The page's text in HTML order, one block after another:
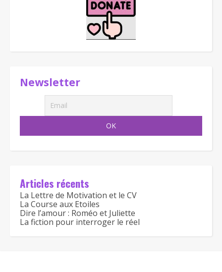
Newsletter
Articles récents
La Lettre de Motivation et le CV
La Course aux Etoiles
Dire l’amour : Roméo et Juliette
La fiction pour interroger le réel